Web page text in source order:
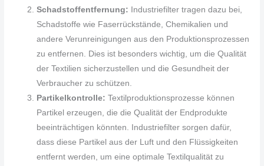
Schadstoffentfernung: Industriefilter tragen dazu bei,
Schadstoffe wie Faserrückstände, Chemikalien und
andere Verunreinigungen aus den Produktionsprozessen
zu entfernen. Dies ist besonders wichtig, um die Qualität
der Textilien sicherzustellen und die Gesundheit der
Verbraucher zu schützen.
Partikelkontrolle: Textilproduktionsprozesse können
Partikel erzeugen, die die Qualität der Endprodukte
beeinträchtigen könnten. Industriefilter sorgen dafür,
dass diese Partikel aus der Luft und den Flüssigkeiten
entfernt werden, um eine optimale Textilqualität zu